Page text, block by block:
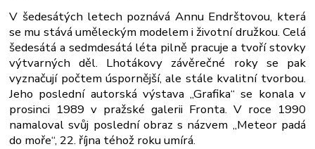
V šedesátých letech poznává Annu Endrštovou, která
se mu stává uměleckým modelem i životní družkou. Celá
šedesátá a sedmdesátá léta pilně pracuje a tvoří stovky
výtvarných děl. Lhotákovy závěrečné roky se pak
vyznačují počtem úspornější, ale stále kvalitní tvorbou.
Jeho poslední autorská výstava „Grafika“ se konala v
prosinci 1989 v pražské galerii Fronta. V roce 1990
namaloval svůj poslední obraz s názvem „Meteor padá
do moře“, 22. října téhož roku umírá.